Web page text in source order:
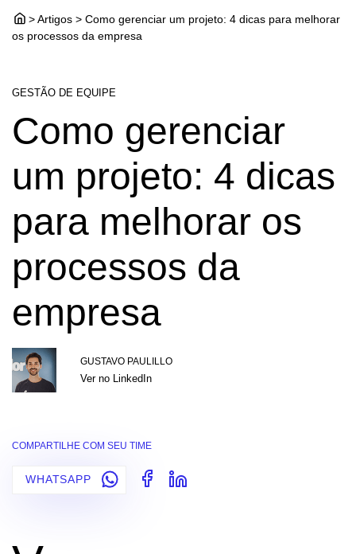
> Artigos > Como gerenciar um projeto: 4 dicas para melhorar
os processos da empresa
GESTÃO DE EQUIPE
Como gerenciar
um projeto: 4 dicas
para melhorar os
processos da
empresa
GUSTAVO PAULILLO
Ver no LinkedIn
COMPARTILHE COM SEU TIME
WHATSAPP